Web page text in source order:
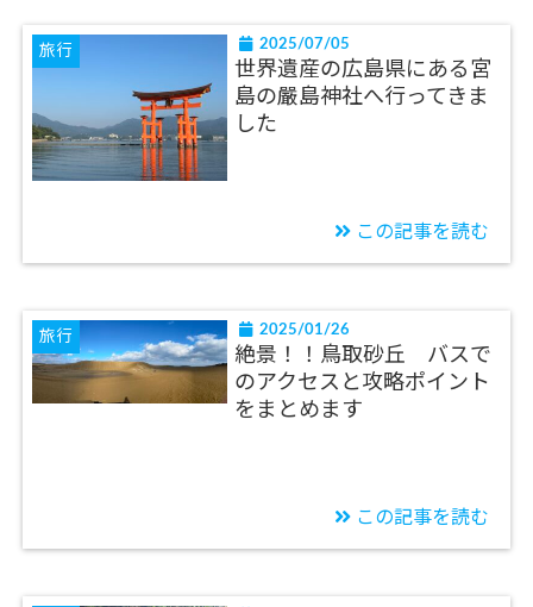
旅行 2025/07/05
世界遺産の広島県にある宮
島の嚴島神社へ行ってきま
した
この記事を読む
旅行 2025/01/26
絶景！！鳥取砂丘 バスで
のアクセスと攻略ポイント
をまとめます
この記事を読む